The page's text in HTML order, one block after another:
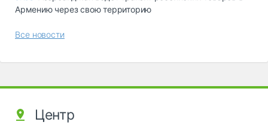
Армению через свою территорию
Все новости
Центр